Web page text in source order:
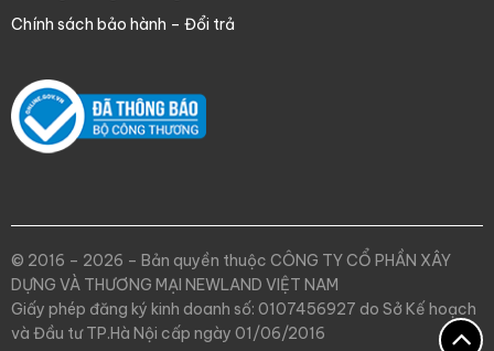
Chính sách bảo hành – Đổi trả
© 2016 – 2026 – Bản quyền thuộc CÔNG TY CỔ PHẦN XÂY
DỰNG VÀ THƯƠNG MẠI NEWLAND VIỆT NAM
Giấy phép đăng ký kinh doanh số: 0107456927 do Sở Kế hoạch
và Đầu tư TP.Hà Nội cấp ngày 01/06/2016